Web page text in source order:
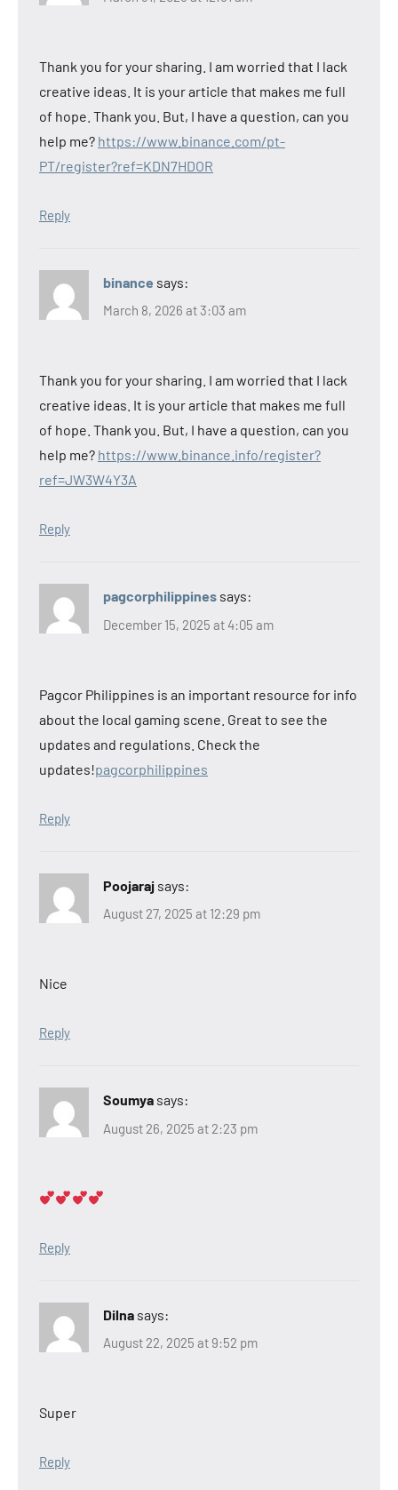
Thank you for your sharing. I am worried that I lack
creative ideas. It is your article that makes me full
of hope. Thank you. But, I have a question, can you
help me? https://www.binance.com/pt-
PT/register?ref=KDN7HDOR
Reply
binance says:
March 8, 2026 at 3:03 am
Thank you for your sharing. I am worried that I lack
creative ideas. It is your article that makes me full
of hope. Thank you. But, I have a question, can you
help me? https://www.binance.info/register?
ref=JW3W4Y3A
Reply
pagcorphilippines says:
December 15, 2025 at 4:05 am
Pagcor Philippines is an important resource for info
about the local gaming scene. Great to see the
updates and regulations. Check the
updates!pagcorphilippines
Reply
Poojaraj says:
August 27, 2025 at 12:29 pm
Nice
Reply
Soumya says:
August 26, 2025 at 2:23 pm
Reply
Dilna says:
August 22, 2025 at 9:52 pm
Super
Reply